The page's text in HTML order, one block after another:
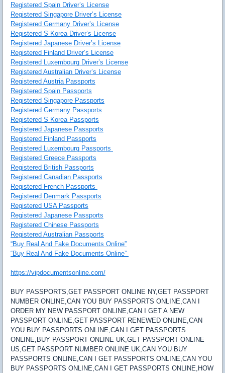
Registered Spain Driver’s License
Registered Singapore Driver’s License
Registered Germany Driver’s License
Registered S Korea Driver’s License
Registered Japanese Driver’s License
Registered Finland Driver’s License
Registered Luxembourg Driver’s License
Registered Australian Driver’s License
Registered Austria Passports
Registered Spain Passports
Registered Singapore Passports
Registered Germany Passports
Registered S Korea Passports
Registered Japanese Passports
Registered Finland Passports
Registered Luxembourg Passports
Registered Greece Passports
Registered British Passports
Registered Canadian Passports
Registered French Passports
Registered Denmark Passports
Registered USA Passports
Registered Japanese Passports
Registered Chinese Passports
Registered Australian Passports
“Buy Real And Fake Documents Online”
“Buy Real And Fake Documents Online”
https://vipdocumentsonline.com/
BUY PASSPORTS,GET PASSPORT ONLINE NY,GET PASSPORT
NUMBER ONLINE,CAN YOU BUY PASSPORTS ONLINE,CAN I
ORDER MY NEW PASSPORT ONLINE,CAN I GET A NEW
PASSPORT ONLINE,GET PASSPORT RENEWED ONLINE,CAN
YOU BUY PASSPORTS ONLINE,CAN I GET PASSPORTS
ONLINE,BUY PASSPORT ONLINE UK,GET PASSPORT ONLINE
US,GET PASSPORT NUMBER ONLINE UK,CAN YOU BUY
PASSPORTS ONLINE,CAN I GET PASSPORTS ONLINE,CAN YOU
BUY PASSPORTS ONLINE,CAN I GET PASSPORTS ONLINE,HOW